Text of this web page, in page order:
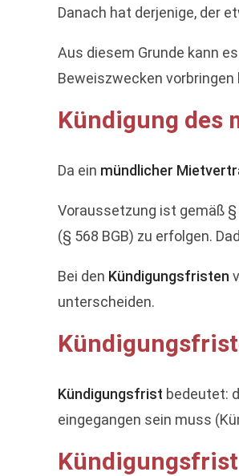
Danach hat derjenige, der
Aus diesem Grunde kann
Beweiszwecken
Kündigung des
Da ein mündlicher
Voraussetzung ist gemäß §
(§ 568 BGB) zu erfolgen.
Bei den Kündigungsfristen
unterscheiden.
Kündigungsfrist bedeutet:
eingegangen sein muss
Kündigungsfrist